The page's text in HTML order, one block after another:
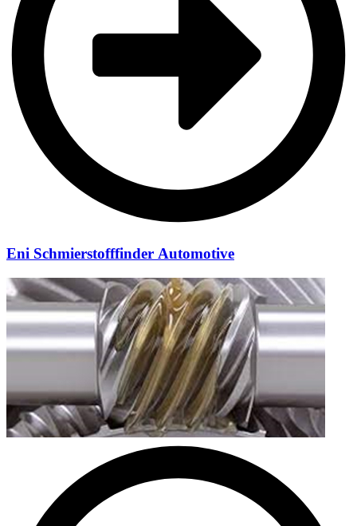
Eni Schmierstofffinder Automotive